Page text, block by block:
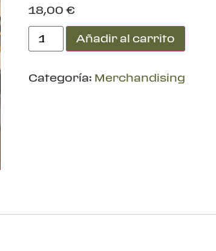
18,00 €
Añadir al carrito
Categoría: Merchandising